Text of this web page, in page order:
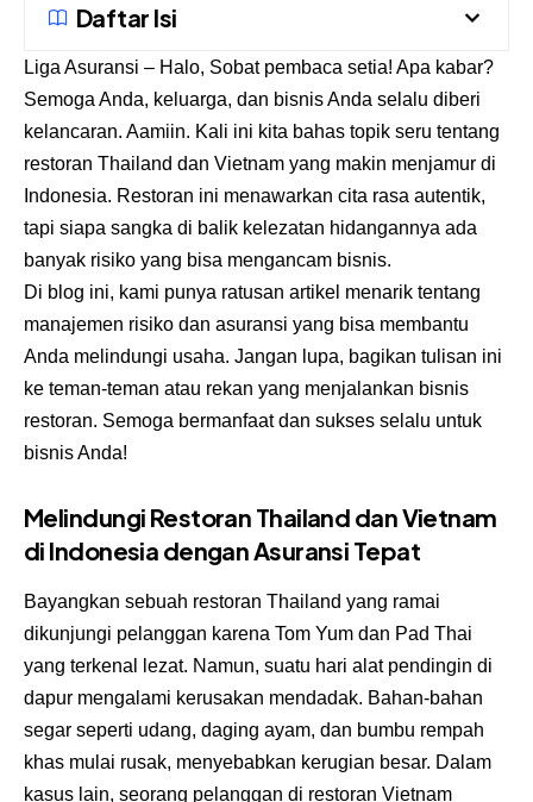
Daftar Isi
Liga Asuransi – Halo, Sobat pembaca setia! Apa kabar?
Semoga Anda, keluarga, dan bisnis Anda selalu diberi
kelancaran. Aamiin. Kali ini kita bahas topik seru tentang
restoran Thailand dan Vietnam yang makin menjamur di
Indonesia. Restoran ini menawarkan cita rasa autentik,
tapi siapa sangka di balik kelezatan hidangannya ada
banyak risiko yang bisa mengancam bisnis.
Di blog ini, kami punya ratusan artikel menarik tentang
manajemen risiko dan asuransi yang bisa membantu
Anda melindungi usaha. Jangan lupa, bagikan tulisan ini
ke teman-teman atau rekan yang menjalankan bisnis
restoran. Semoga bermanfaat dan sukses selalu untuk
bisnis Anda!
Melindungi Restoran Thailand dan Vietnam
di Indonesia dengan Asuransi Tepat
Bayangkan sebuah restoran Thailand yang ramai
dikunjungi pelanggan karena Tom Yum dan Pad Thai
yang terkenal lezat. Namun, suatu hari alat pendingin di
dapur mengalami kerusakan mendadak. Bahan-bahan
segar seperti udang, daging ayam, dan bumbu rempah
khas mulai rusak, menyebabkan kerugian besar. Dalam
kasus lain, seorang pelanggan di restoran Vietnam